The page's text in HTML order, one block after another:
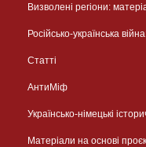
Визволені регіони:
Російсько-українська
Статті
АнтиМіф
Українсько-німецькі
Матеріали на основі